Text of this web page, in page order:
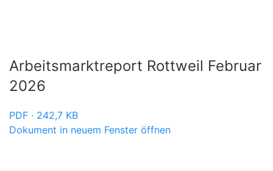
Arbeitsmarktreport Rottweil Februar
2026
PDF · 242,7 KB
Dokument in neuem Fenster öffnen